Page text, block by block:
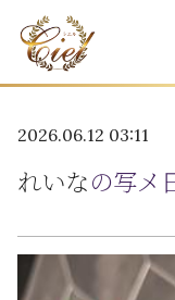
2026.06.12 03:11
れいなの写メ